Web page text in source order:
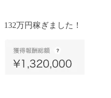
132万円稼ぎました！